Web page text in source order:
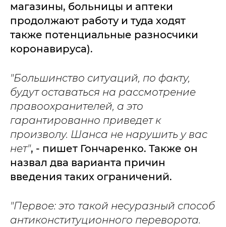
магазины, больницы и аптеки
продолжают работу и туда ходят
также потенциальные разносчики
коронавируса).
"Большинство ситуаций, по факту,
будут оставаться на рассмотрение
правоохранителей, а это
гарантированно приведет к
произволу. Шанса не нарушить у вас
нет", - пишет Гончаренко. Также он
назвал два варианта причин
введения таких ограничений.
"Первое: это такой несуразный способ
антиконституционного переворота.